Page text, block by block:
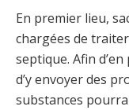
En premier lieu,
chargées de
septique. Afin
d’y envoyer des
substances